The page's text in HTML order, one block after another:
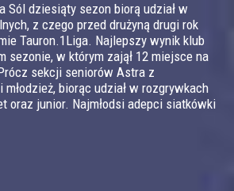
Sól dziesiąty sezon biorą udział w
z czego przed drużyną drugi rok
Tauron.1Liga. Najlepszy wynik klub
sezonie, w którym zajął 12 miejsce na
sekcji seniorów Astra z
biorąc udział w rozgrywkach
oraz junior. Najmłodsi adepci siatkówki